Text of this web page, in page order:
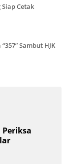
Cetak
Sambut HJK